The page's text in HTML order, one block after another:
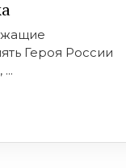
Героя России